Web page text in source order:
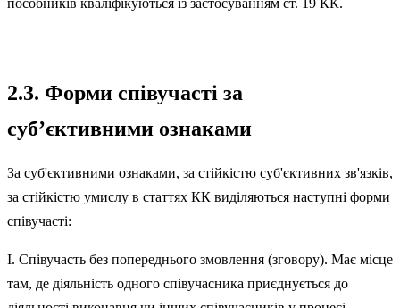
пособників кваліфіку­ються із застосуванням ст. 19 КК.
2.3. Форми співучасті за
суб’єктивними ознаками
За суб'єктивними ознаками, за стійкістю суб'єктивних зв'язків,
за стійкістю умислу в статтях КК виділяються наступні форми
співучасті:
І. Співучасть без попереднього змовлення (зговору). Має місце
там, де діяльність одного співучасника приєднується до